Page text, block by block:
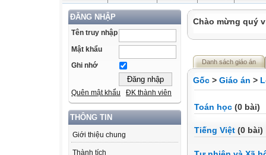
ĐĂNG NHẬP
Tên truy nhập
Mật khẩu
Ghi nhớ
Quên mật khẩu ĐK thành viên
THÔNG TIN
Giới thiệu chung
Thành tích
Chào mừng quý
Danh sách giáo án
Gốc > Giáo án >
Toán học (0 bài)
Tiếng Việt (0 bài)